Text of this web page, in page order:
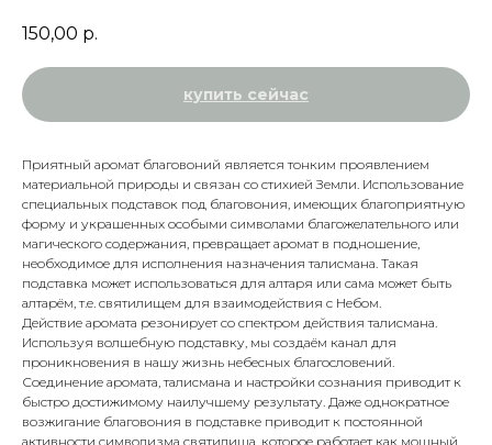
150,00 р.
купить сейчас
Приятный аромат благовоний является тонким проявлением
материальной природы и связан со стихией Земли. Использование
специальных подставок под благовония, имеющих благоприятную
форму и украшенных особыми символами благожелательного или
магического содержания, превращает аромат в подношение,
необходимое для исполнения назначения талисмана. Такая
подставка может использоваться для алтаря или сама может быть
алтарём, т.е. святилищем для взаимодействия с Небом.
Действие аромата резонирует со спектром действия талисмана.
Используя волшебную подставку, мы создаём канал для
проникновения в нашу жизнь небесных благословений.
Соединение аромата, талисмана и настройки сознания приводит к
быстро достижимому наилучшему результату. Даже однократное
возжигание благовония в подставке приводит к постоянной
активности символизма святилища, которое работает как мощный